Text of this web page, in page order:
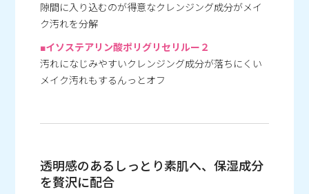
隙間に入り込むのが得意なクレンジング成分がメイ
ク汚れを分解
■イソステアリン酸ポリグリセリルー２
汚れになじみやすいクレンジング成分が落ちにくい
メイク汚れもするんっとオフ
透明感のあるしっとり素肌へ、保湿成分
を贅沢に配合